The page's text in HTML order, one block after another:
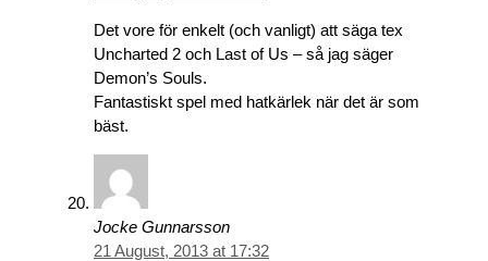
Det vore för enkelt (och vanligt) att säga tex
Uncharted 2 och Last of Us – så jag säger
Demon’s Souls.
Fantastiskt spel med hatkärlek när det är som
bäst.
Jocke Gunnarsson
21 August, 2013 at 17:32